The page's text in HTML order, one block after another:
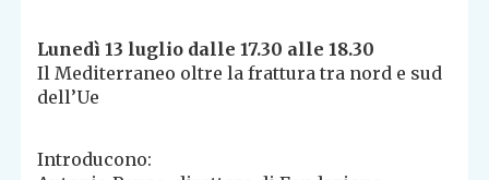
Lunedì 13 luglio dalle 17.30 alle 18.30
Il Mediterraneo oltre la frattura tra nord e sud
dell’Ue
Introducono: